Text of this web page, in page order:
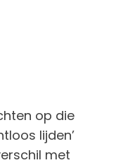
op die
lijden’
met